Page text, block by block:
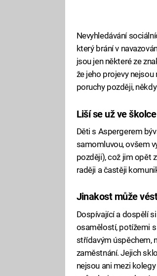
Nevyhledávání
který brání v
jsou jen některé ze
že jeho projevy
poruchy později,
Liší se už ve školce
Děti s Aspergerem
samomluvou, ovšem
později), což jim opět
raději a častěji
Jinakost může
Dospívající a dospělí
osamělostí, potížemi
střídavým úspěchem,
zaměstnání. Jejich
nejsou ani mezi